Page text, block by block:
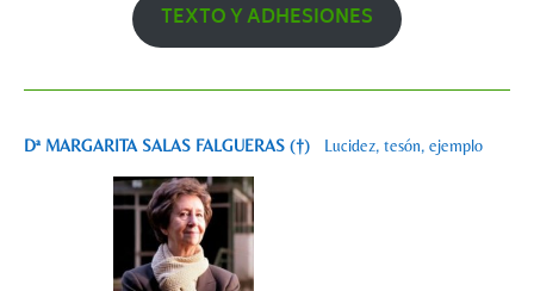
TEXTO Y ADHESIONES
Dª MARGARITA SALAS FALGUERAS (†) Lucidez, tesón, ejemplo